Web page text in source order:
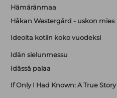
Hämäränmaa
Håkan Westergård - uskon mies
Ideoita kotiin koko vuodeksi
Idän sielunmessu
Idässä palaa
If Only I Had Known: A True Story